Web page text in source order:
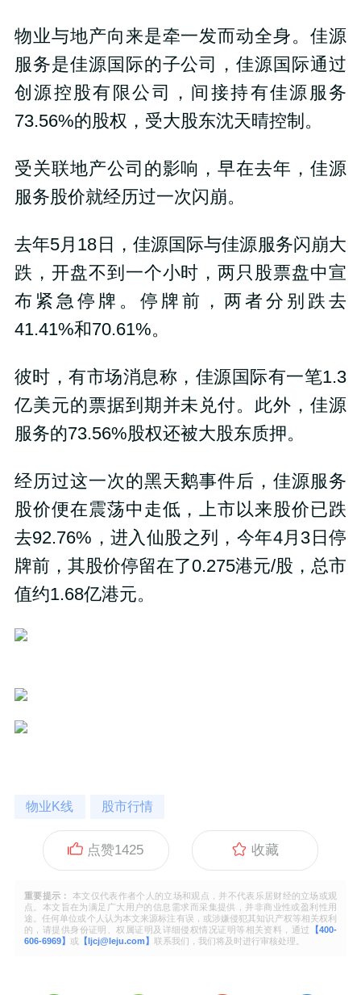
物业与地产向来是牵一发而动全身。佳源
服务是佳源国际的子公司，佳源国际通过
创源控股有限公司，间接持有佳源服务
73.56%的股权，受大股东沈天晴控制。
受关联地产公司的影响，早在去年，佳源
服务股价就经历过一次闪崩。
去年5月18日，佳源国际与佳源服务闪崩大
跌，开盘不到一个小时，两只股票盘中宣
布紧急停牌。停牌前，两者分别跌去
41.41%和70.61%。
彼时，有市场消息称，佳源国际有一笔1.3
亿美元的票据到期并未兑付。此外，佳源
服务的73.56%股权还被大股东质押。
经历过这一次的黑天鹅事件后，佳源服务
股价便在震荡中走低，上市以来股价已跌
去92.76%，进入仙股之列，今年4月3日停
牌前，其股价停留在了0.275港元/股，总市
值约1.68亿港元。
物业K线 股市行情
点赞1425 收藏
重要提示：
本文仅代表作者个人的立场和观点，并不代表乐居财经的立场或观
点。本文旨在为满足广大用户的信息需求而采集提供，并非商业性或盈利性用
途。任何单位或个人认为本文来源标注有误，或涉嫌侵犯其知识产权等相关权利
的，请提供身份证明、权属证明及详细侵权情况证明等相关资料，通过
【400-
606-6969】 或 【ljcj@leju.com】 联系我们，我们将及时进行审核处理。